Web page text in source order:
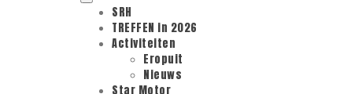
Primair
menu
SRH
TREFFEN in 2026
Activiteiten
Eropuit
Nieuws
Star Motor